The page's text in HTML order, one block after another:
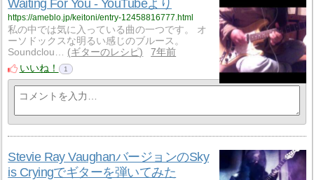
Waiting For You - YouTubeより
https://ameblo.jp/keitoni/entry-12458816777.html
私の中では気に入っている曲の一つです。 オ
ーソドックスな明るい感じのブルース。
Soundclou…
ギターのレシピ
7年前
いいね！
1
Stevie Ray VaughanバージョンのSky
is Cryingでギターを弾いてみた